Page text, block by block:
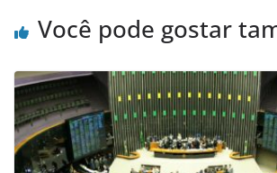
Você pode gostar